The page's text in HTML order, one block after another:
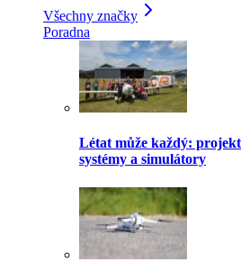
Všechny značky
Poradna
Létat může každý:
systémy a simulátory